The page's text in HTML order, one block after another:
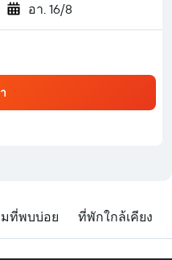
อา. 16/8
ที่พบบ่อย ที่พักใกล้เคียง